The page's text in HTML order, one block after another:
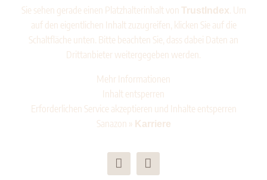
Sie sehen gerade einen Platzhalterinhalt von TrustIndex. Um
auf den eigentlichen Inhalt zuzugreifen, klicken Sie auf die
Schaltfläche unten. Bitte beachten Sie, dass dabei Daten an
Drittanbieter weitergegeben werden.
Mehr Informationen
Inhalt entsperren
Erforderlichen Service akzeptieren und Inhalte entsperren
Sanazon » Karriere
InstagramYouTube